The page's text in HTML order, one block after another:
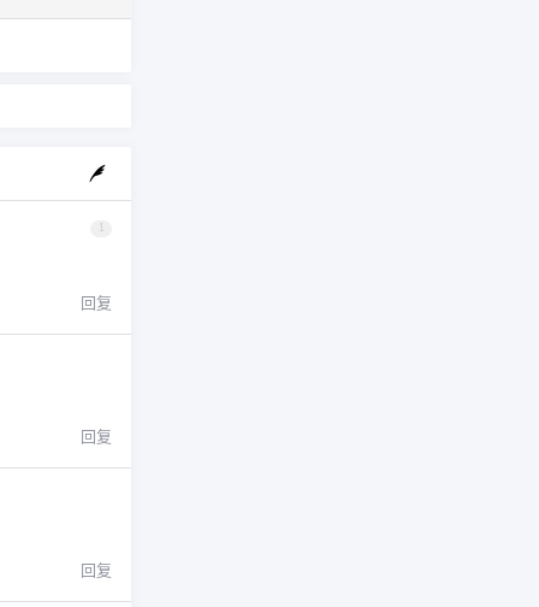
1
回复
回复
回复